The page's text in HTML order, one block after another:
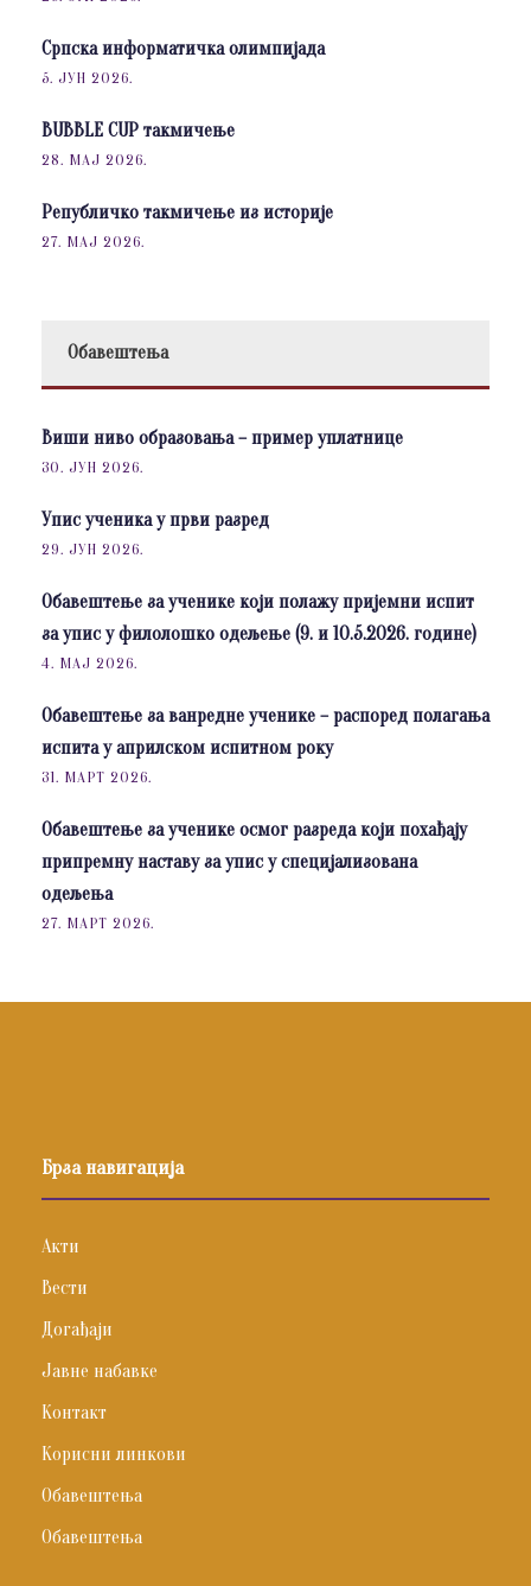
Српска информатичка олимпијада
5. ЈУН 2026.
BUBBLE CUP такмичење
28. МАЈ 2026.
Републичко такмичење из историје
27. МАЈ 2026.
Обавештења
Виши ниво образовања – пример уплатнице
30. ЈУН 2026.
Упис ученика у први разред
29. ЈУН 2026.
Обавештење за ученике који полажу пријемни испит
за упис у филолошко одељење (9. и 10.5.2026. године)
4. МАЈ 2026.
Обавештење за ванредне ученике – распоред полагања
испита у априлском испитном року
31. МАРТ 2026.
Обавештење за ученике осмог разреда који похађају
припремну наставу за упис у специјализована
одељења
27. МАРТ 2026.
Брза навигација
Акти
Вести
Догађаји
Јавне набавке
Контакт
Корисни линкови
Обавештења
Обавештења